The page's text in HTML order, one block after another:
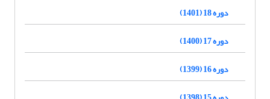
دوره 18 (1401)
دوره 17 (1400)
دوره 16 (1399)